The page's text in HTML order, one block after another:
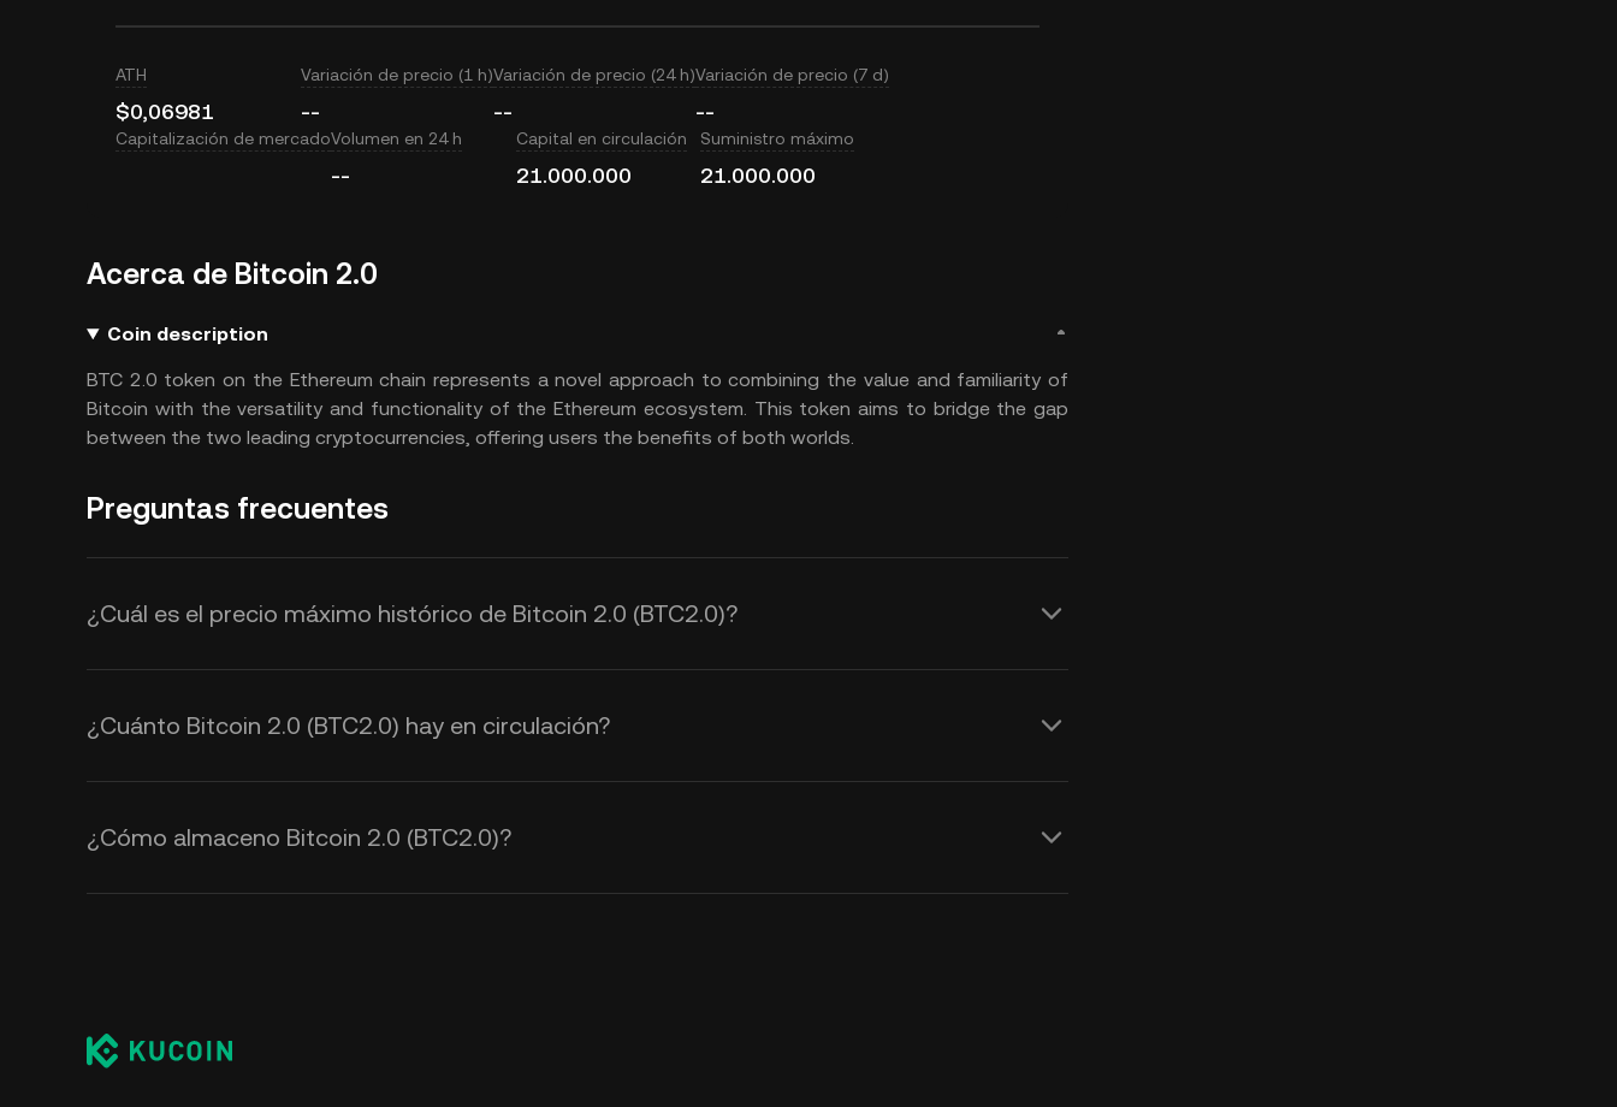
ATH
$0,06981
Variación de precio (1 h)
--
Variación de precio (24 h)
--
Variación de precio (7 d)
--
Capitalización de mercadoVolumen en 24 h
--
Capital en circulación
21.000.000
Suministro máximo
21.000.000
Acerca de Bitcoin 2.0
Coin description
BTC 2.0 token on the Ethereum chain represents a novel approach to combining the value and familiarity of
Bitcoin with the versatility and functionality of the Ethereum ecosystem. This token aims to bridge the gap
between the two leading cryptocurrencies, offering users the benefits of both worlds.
Preguntas frecuentes
¿Cuál es el precio máximo histórico de Bitcoin 2.0 (BTC2.0)?
¿Cuánto Bitcoin 2.0 (BTC2.0) hay en circulación?
¿Cómo almaceno Bitcoin 2.0 (BTC2.0)?